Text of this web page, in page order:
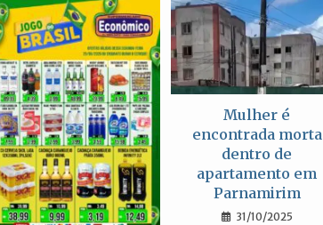
Mulher é
encontrada morta
dentro de
apartamento em
Parnamirim
31/10/2025